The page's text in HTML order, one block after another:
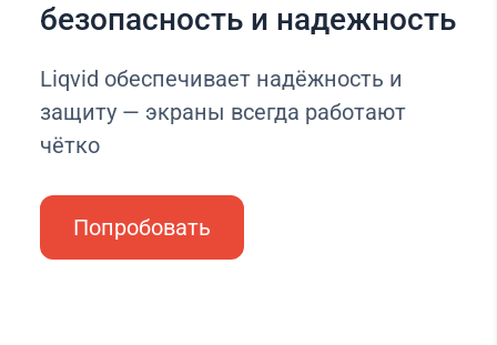
безопасность и надежность
Liqvid обеспечивает надёжность и
защиту — экраны всегда работают
чётко
Попробовать